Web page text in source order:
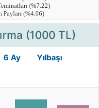
(1000 TL)
6 Ay Yılbaşı